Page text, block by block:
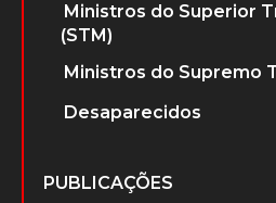
Ministros do Superior
(STM)
Ministros do Supremo
Desaparecidos
PUBLICAÇÕES